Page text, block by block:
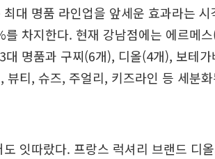
대 명품 라인업을 앞세운 효과라는
차지한다. 현재 강남점에는 에르메
대 명품과 구찌(6개), 디올(4개), 보테
뷰티, 슈즈, 주얼리, 키즈라인 등 세분
잇따랐다. 프랑스 럭셔리 브랜드 디